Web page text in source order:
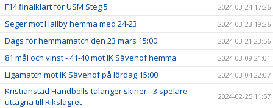
F14 finalklart för USM Steg 5 2024-03-24 17:26
Seger mot Hallby hemma med 24-23 2024-03-23 19:26
Dags för hemmamatch den 23 mars 15:00 2024-03-21 23:56
81 mål och vinst - 41-40 mot IK Sävehof hemma 2024-03-09 21:01
Ligamatch mot IK Sävehof på lördag 15:00 2024-03-04 22:07
Kristianstad Handbolls talanger skiner - 3 spelare
uttagna till Rikslägret
2024-02-25 11:57